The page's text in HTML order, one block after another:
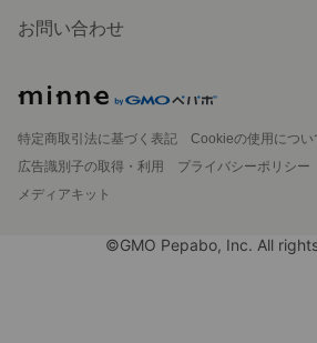
お問い合わせ
特定商取引法に基づく表記
Cookieの使用につい
広告識別子の取得・利用
プライバシーポリシー
メディアキット
©GMO Pepabo, Inc. All